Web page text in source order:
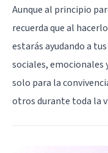
Aunque al principio
recuerda que al
estarás ayudando a
sociales, emocionales
solo para la
otros durante toda la